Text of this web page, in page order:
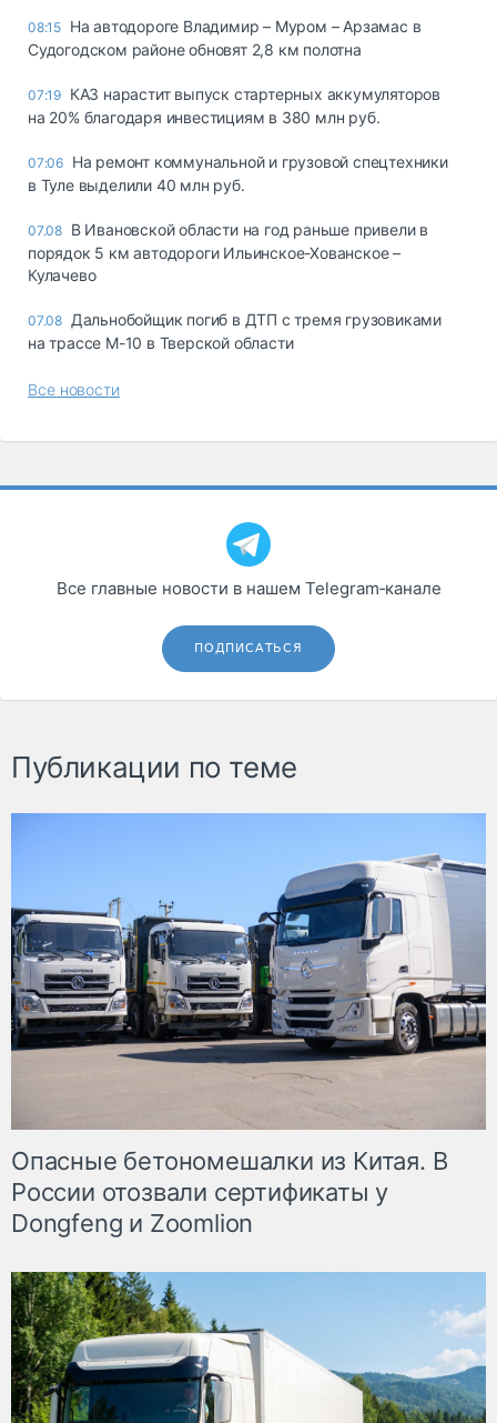
08:15 На автодороге Владимир – Муром – Арзамас в
Судогодском районе обновят 2,8 км полотна
07:19 КАЗ нарастит выпуск стартерных аккумуляторов
на 20% благодаря инвестициям в 380 млн руб.
07:06 На ремонт коммунальной и грузовой спецтехники
в Туле выделили 40 млн руб.
07.08 В Ивановской области на год раньше привели в
порядок 5 км автодороги Ильинское-Хованское –
Кулачево
07.08 Дальнобойщик погиб в ДТП с тремя грузовиками
на трассе М-10 в Тверской области
Все новости
Все главные новости в нашем Telegram‑канале
ПОДПИСАТЬСЯ
Публикации по теме
Опасные бетономешалки из Китая. В
России отозвали сертификаты у
Dongfeng и Zoomlion